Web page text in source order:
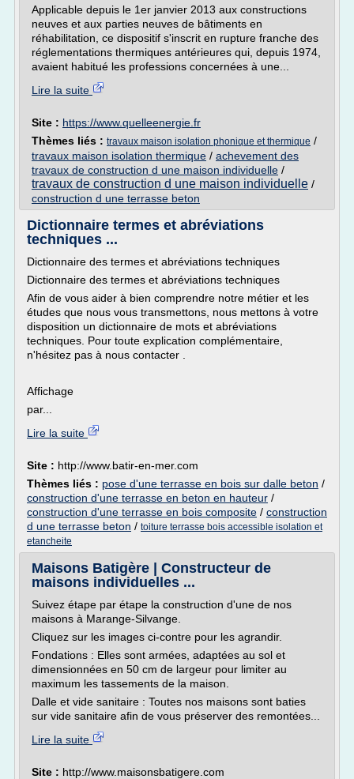
Applicable depuis le 1er janvier 2013 aux constructions
neuves et aux parties neuves de bâtiments en
réhabilitation, ce dispositif s'inscrit en rupture franche des
réglementations thermiques antérieures qui, depuis 1974,
avaient habitué les professions concernées à une...
Lire la suite
Site : https://www.quelleenergie.fr
Thèmes liés : travaux maison isolation phonique et thermique /
travaux maison isolation thermique / achevement des
travaux de construction d une maison individuelle /
travaux de construction d une maison individuelle /
construction d une terrasse beton
Dictionnaire termes et abréviations
techniques ...
Dictionnaire des termes et abréviations techniques
Dictionnaire des termes et abréviations techniques
Afin de vous aider à bien comprendre notre métier et les
études que nous vous transmettons, nous mettons à votre
disposition un dictionnaire de mots et abréviations
techniques. Pour toute explication complémentaire,
n'hésitez pas à nous contacter .
Affichage
par...
Lire la suite
Site : http://www.batir-en-mer.com
Thèmes liés : pose d'une terrasse en bois sur dalle beton /
construction d'une terrasse en beton en hauteur /
construction d'une terrasse en bois composite / construction
d une terrasse beton / toiture terrasse bois accessible isolation et
etancheite
Maisons Batigère | Constructeur de
maisons individuelles ...
Suivez étape par étape la construction d'une de nos
maisons à Marange-Silvange.
Cliquez sur les images ci-contre pour les agrandir.
Fondations : Elles sont armées, adaptées au sol et
dimensionnées en 50 cm de largeur pour limiter au
maximum les tassements de la maison.
Dalle et vide sanitaire : Toutes nos maisons sont baties
sur vide sanitaire afin de vous préserver des remontées...
Lire la suite
Site : http://www.maisonsbatigere.com